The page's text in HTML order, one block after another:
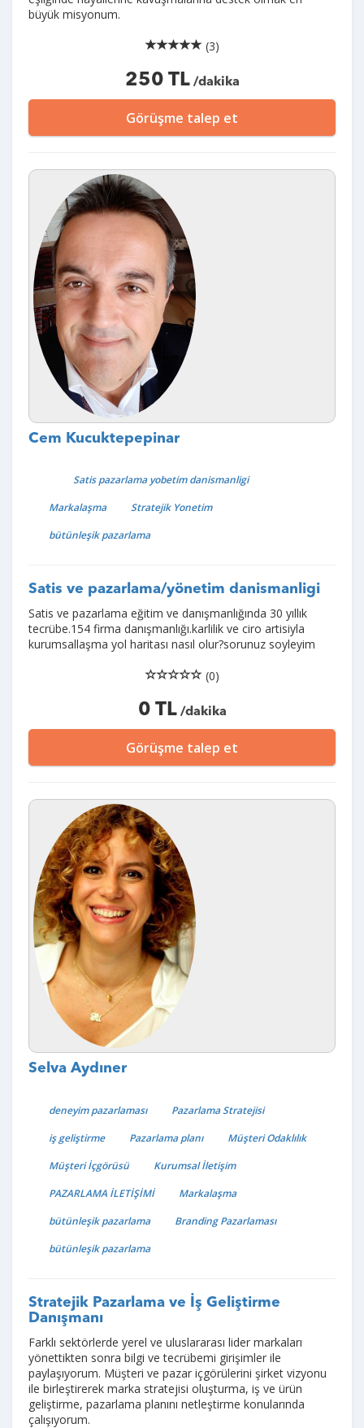
büyük misyonum.
(3)
250 TL/dakika
Görüşme talep et
Cem Kucuktepepinar
Satis pazarlama yobetim danismanligi
Markalaşma
Stratejik Yonetim
bütünleşik pazarlama
Satis ve pazarlama/yönetim danismanligi
Satis ve pazarlama eğitim ve danışmanlığında 30 yıllık
tecrübe.154 firma danışmanlığı.karlilik ve ciro artisiyla
kurumsallaşma yol haritası nasıl olur?sorunuz soyleyim
(0)
0 TL/dakika
Görüşme talep et
Selva Aydıner
deneyim pazarlaması
Pazarlama Stratejisi
iş geliştirme
Pazarlama planı
Müşteri Odaklılık
Müşteri İçgörüsü
Kurumsal İletişim
PAZARLAMA İLETİŞİMİ
Markalaşma
bütünleşik pazarlama
Branding Pazarlaması
bütünleşik pazarlama
Stratejik Pazarlama ve İş Geliştirme
Danışmanı
Farklı sektörlerde yerel ve uluslararası lider markaları
yönettikten sonra bilgi ve tecrübemi girişimler ile
paylaşıyorum. Müşteri ve pazar içgörülerini şirket vizyonu
ile birleştirerek marka stratejisi oluşturma, iş ve ürün
geliştirme, pazarlama planını netleştirme konularında
çalışıyorum.